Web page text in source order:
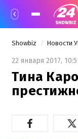
Showbiz Новости
22 января 2017,
Тина